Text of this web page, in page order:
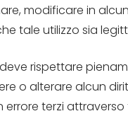
modificare in
tale utilizzo sia
rispettare
o alterare alcun
errore terzi